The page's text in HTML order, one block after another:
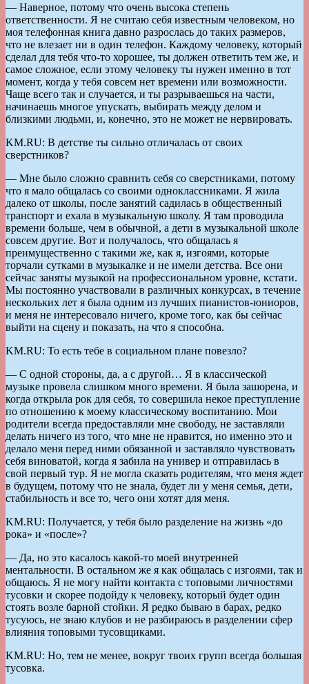
— Наверное, потому что очень высока степень
ответственности. Я не считаю себя известным человеком, но
моя телефонная книга давно разрослась до таких размеров,
что не влезает ни в один телефон. Каждому человеку, который
сделал для тебя что-то хорошее, ты должен ответить тем же, и
самое сложное, если этому человеку ты нужен именно в тот
момент, когда у тебя совсем нет времени или возможности.
Чаще всего так и случается, и ты разрываешься на части,
начинаешь многое упускать, выбирать между делом и
близкими людьми, и, конечно, это не может не нервировать.
KM.RU: В детстве ты сильно отличалась от своих
сверстников?
— Мне было сложно сравнить себя со сверстниками, потому
что я мало общалась со своими одноклассниками. Я жила
далеко от школы, после занятий садилась в общественный
транспорт и ехала в музыкальную школу. Я там проводила
времени больше, чем в обычной, а дети в музыкальной школе
совсем другие. Вот и получалось, что общалась я
преимущественно с такими же, как я, изгоями, которые
торчали сутками в музыкалке и не имели детства. Все они
сейчас заняты музыкой на профессиональном уровне, кстати.
Мы постоянно участвовали в различных конкурсах, в течение
нескольких лет я была одним из лучших пианистов-юниоров,
и меня не интересовало ничего, кроме того, как бы сейчас
выйти на сцену и показать, на что я способна.
KM.RU: То есть тебе в социальном плане повезло?
— С одной стороны, да, а с другой… Я в классической
музыке провела слишком много времени. Я была зашорена, и
когда открыла рок для себя, то совершила некое преступление
по отношению к моему классическому воспитанию. Мои
родители всегда предоставляли мне свободу, не заставляли
делать ничего из того, что мне не нравится, но именно это и
делало меня перед ними обязанной и заставляло чувствовать
себя виноватой, когда я забила на универ и отправилась в
свой первый тур. Я не могла сказать родителям, что меня ждет
в будущем, потому что не знала, будет ли у меня семья, дети,
стабильность и все то, чего они хотят для меня.
KM.RU: Получается, у тебя было разделение на жизнь «до
рока» и «после»?
— Да, но это касалось какой-то моей внутренней
ментальности. В остальном же я как общалась с изгоями, так и
общаюсь. Я не могу найти контакта с топовыми личностями
тусовки и скорее подойду к человеку, который будет один
стоять возле барной стойки. Я редко бываю в барах, редко
тусуюсь, не знаю клубов и не разбираюсь в разделении сфер
влияния топовыми тусовщиками.
KM.RU: Но, тем не менее, вокруг твоих групп всегда большая
тусовка.